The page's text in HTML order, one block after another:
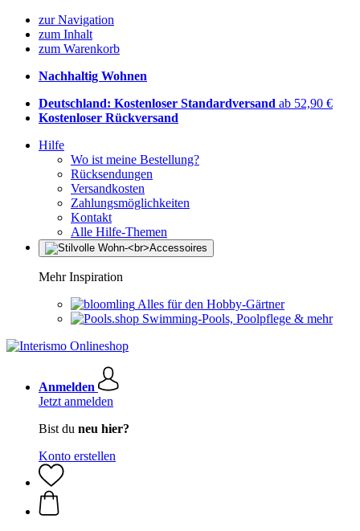
zur Navigation
zum Inhalt
zum Warenkorb
Nachhaltig Wohnen
Deutschland: Kostenloser Standardversand ab 52,90 €
Kostenloser Rückversand
Hilfe
Wo ist meine Bestellung?
Rücksendungen
Versandkosten
Zahlungsmöglichkeiten
Kontakt
Alle Hilfe-Themen
Mehr Inspiration
Alles für den Hobby-Gärtner
Swimming-Pools, Poolpflege & mehr
Anmelden
Jetzt anmelden
Bist du neu hier?
Konto erstellen